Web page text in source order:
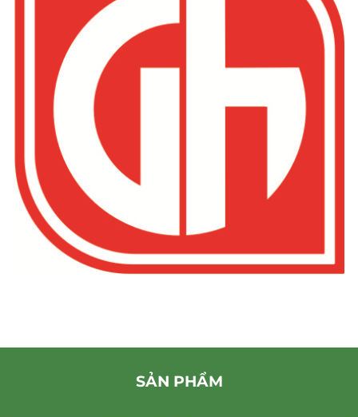
SẢN PHẨM